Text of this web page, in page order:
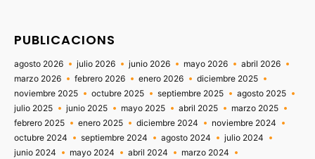
PUBLICACIONS
agosto 2026 julio 2026 junio 2026 mayo 2026
abril 2026
marzo 2026
febrero 2026 enero 2026
diciembre 2025
noviembre 2025
octubre 2025 septiembre 2025
agosto 2025
julio 2025
junio 2025 mayo 2025 abril 2025
marzo 2025
febrero 2025
enero 2025 diciembre 2024
noviembre 2024
octubre 2024
septiembre 2024 agosto 2024
julio 2024
junio 2024
mayo 2024 abril 2024
marzo 2024